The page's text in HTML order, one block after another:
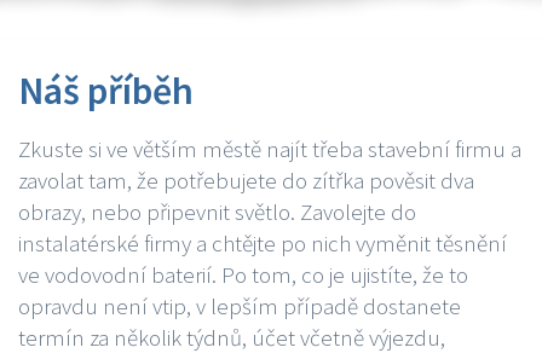
Náš příběh
Zkuste si ve větším městě najít třeba stavební firmu a
zavolat tam, že potřebujete do zítřka pověsit dva
obrazy, nebo připevnit světlo. Zavolejte do
instalatérské firmy a chtějte po nich vyměnit těsnění
ve vodovodní baterií. Po tom, co je ujistíte, že to
opravdu není vtip, v lepším případě dostanete
termín za několik týdnů, účet včetně výjezdu,